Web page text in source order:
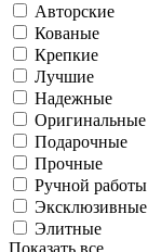
Авторские
Кованые
Крепкие
Лучшие
Надежные
Оригинальные
Подарочные
Прочные
Ручной работы
Эксклюзивные
Элитные
Показать все